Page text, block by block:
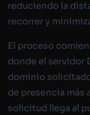
reduciendo la
recorrer y
El proceso
donde el servidor
dominio
de presencia más
solicitud llega al